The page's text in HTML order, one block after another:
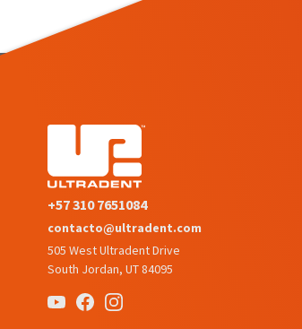
+57 310 7651084
contacto@ultradent.com
505 West Ultradent Drive
South Jordan, UT 84095